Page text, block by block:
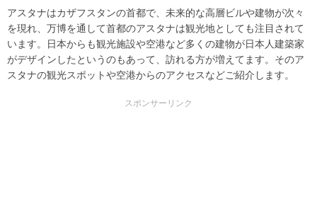
アスタナはカザフスタンの首都で、未来的な高層ビルや建物が次々
を現れ、万博を通して首都のアスタナは観光地としても注目されて
います。日本からも観光施設や空港など多くの建物が日本人建築家
がデザインしたというのもあって、訪れる方が増えてます。そのア
スタナの観光スポットや空港からのアクセスなどご紹介します。
スポンサーリンク